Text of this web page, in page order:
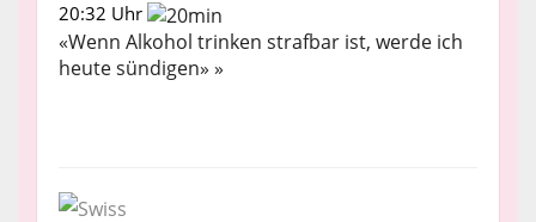
20:32 Uhr
«Wenn Alkohol trinken strafbar ist, werde ich
heute sündigen» »